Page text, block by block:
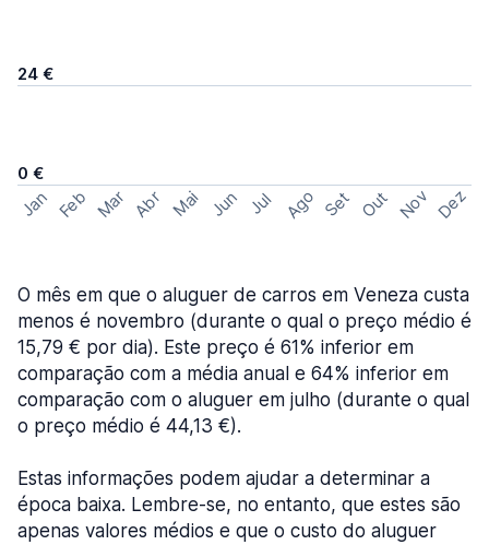
24 €
0 €
Jan Feb Mar Abr Mai Jun Jul Ago Set Out Nov Dez
O mês em que o aluguer de carros em Veneza custa
menos é novembro (durante o qual o preço médio é
15,79 € por dia). Este preço é 61% inferior em
comparação com a média anual e 64% inferior em
comparação com o aluguer em julho (durante o qual
o preço médio é 44,13 €).
Estas informações podem ajudar a determinar a
época baixa. Lembre-se, no entanto, que estes são
apenas valores médios e que o custo do aluguer